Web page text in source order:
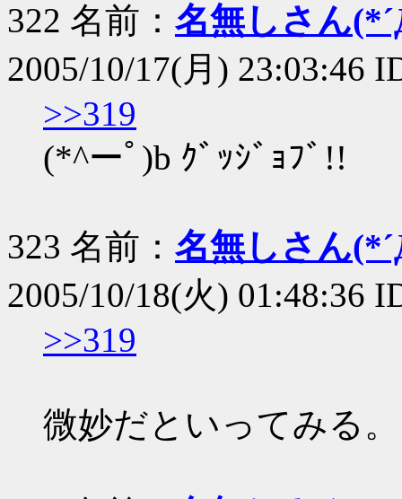
322 名前： 名無しさん
2005/10/17(月) 23:03:46
>>319
(*^ーﾟ)b ｸﾞｯｼﾞｮﾌﾞ!!
323 名前： 名無しさん
2005/10/18(火) 01:48:36
>>319
微妙だといってみる。